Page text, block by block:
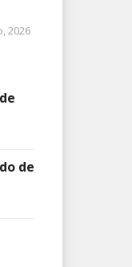
2026
de